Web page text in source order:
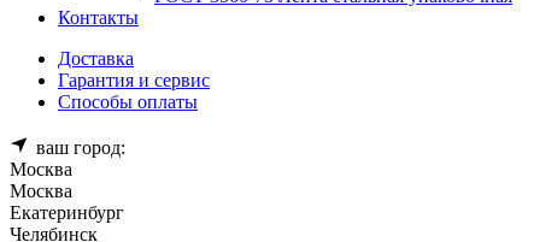
Контакты
Доставка
Гарантия и сервис
Способы оплаты
ваш город:
Москва
Москва
Екатеринбург
Челябинск